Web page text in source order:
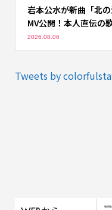
岩本公水が新曲「北
MV公開！本人直伝の
2026.08.06
Tweets by